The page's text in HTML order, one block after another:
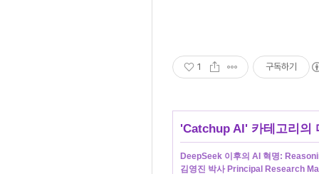
1 구독하기
'Catchup AI' 카테고리의
DeepSeek 이후의 AI 혁명:
김영진 박사 Principal Research